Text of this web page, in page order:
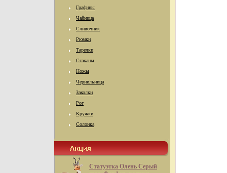
Графины
Чайница
Сливочник
Рюмки
Тарелки
Стаканы
Ножы
Чернильница
Заколки
Рог
Кружки
Солонка
Статуэтка Олень Серый